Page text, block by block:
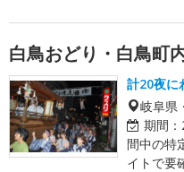
白鳥おどり・白鳥町
計20夜に
岐阜県
期間：
間中の特
イトで要